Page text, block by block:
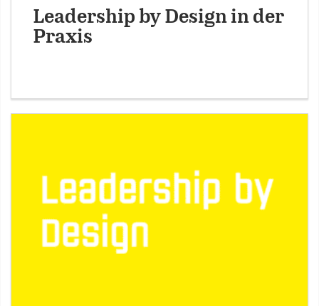
Leadership by Design in der
Praxis